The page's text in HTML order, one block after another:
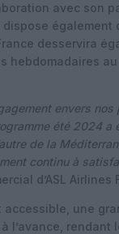
avec son
desservira
hebdomadaires
envers
été 2024 a
de la
continu à
d’ASL Airlines
une
l’avance, rendant